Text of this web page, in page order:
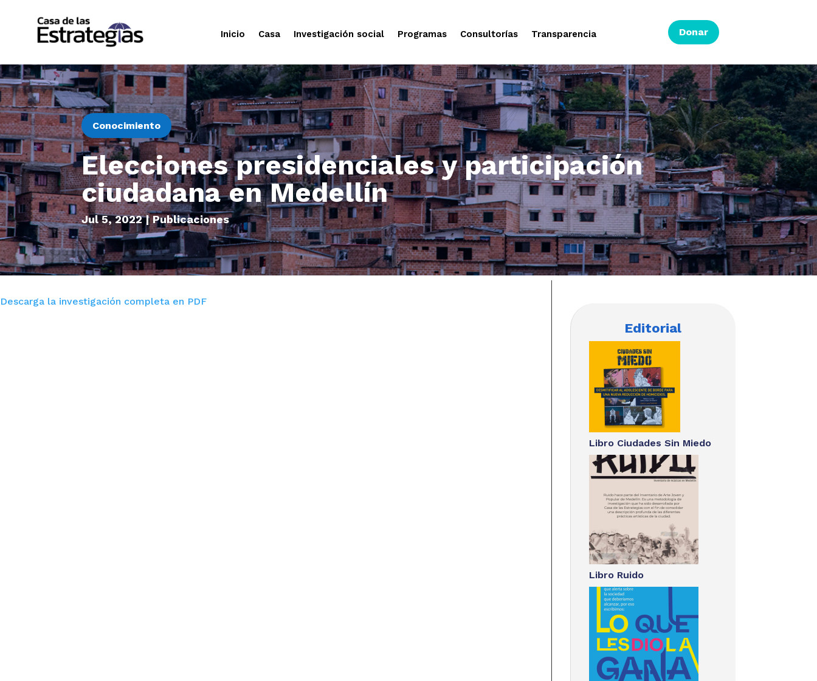
Inicio Casa Investigación social Programas Consultorías Transparencia Donar
Conocimiento
Elecciones presidenciales y participación
ciudadana en Medellín
Jul 5, 2022|Publicaciones
Descarga la investigación completa en PDF
Editorial
Libro Ciudades Sin Miedo
Libro Ruido